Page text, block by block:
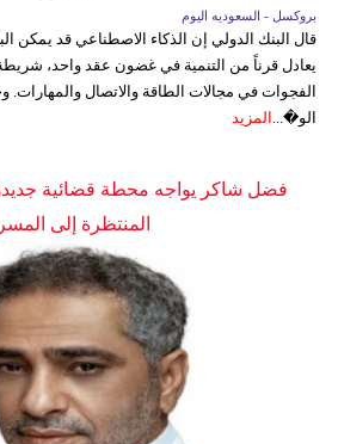
بروكسل - السعوديه اليوم
قال البنك الدولي إن الذكاء الاصطناعي قد يمكن
يعادل قرناً من التنمية في غضون عقد واحد،
الفجوات في مجالات الطاقة والاتصال والمهارات.
الو�...
المزيد
فضل شاكر يواجه محطة قضائية
المنتظرة إلى